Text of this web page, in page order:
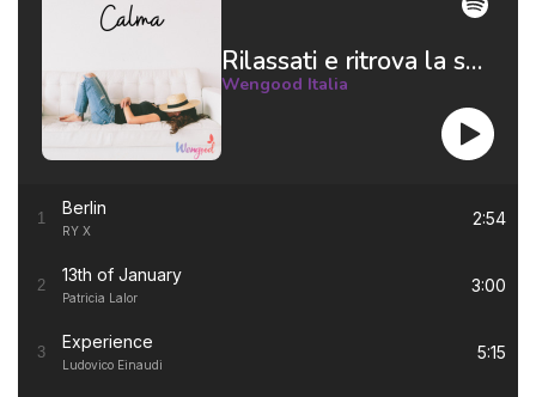
Rilassati e ritrova la serenità 😌
Wengood Italia
1 Berlin
RY X
2:54
2 13th of January
Patricia Lalor
3:00
3 Experience
Ludovico Einaudi
5:15